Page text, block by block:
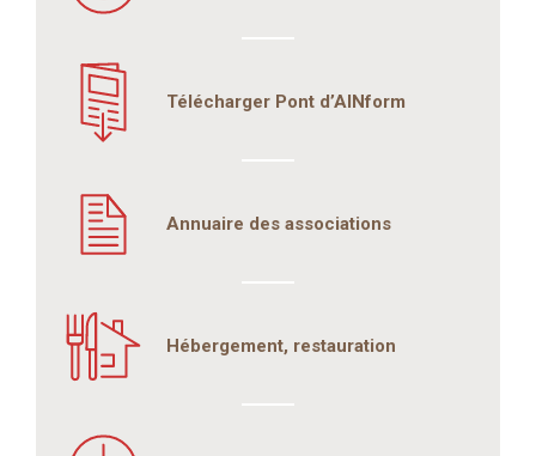
Télécharger Pont d’AINform
Annuaire des associations
Hébergement, restauration